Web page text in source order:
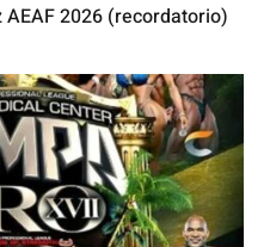
2026 (recordatorio)